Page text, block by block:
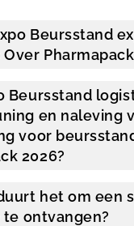
Beursstand
Beursstand
en naleving
voor
2026?
het om een
ontvangen?